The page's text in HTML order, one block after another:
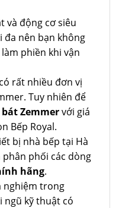
và động cơ siêu
nên bạn không
phiền khi vận
rất nhiều đơn vị
Tuy nhiên để
Zemmervới giá
Bếp Royal.
bị nhà bếp tại Hà
phân phối các dòng
hãng.
nghiệm trong
ngũ kỹ thuật có